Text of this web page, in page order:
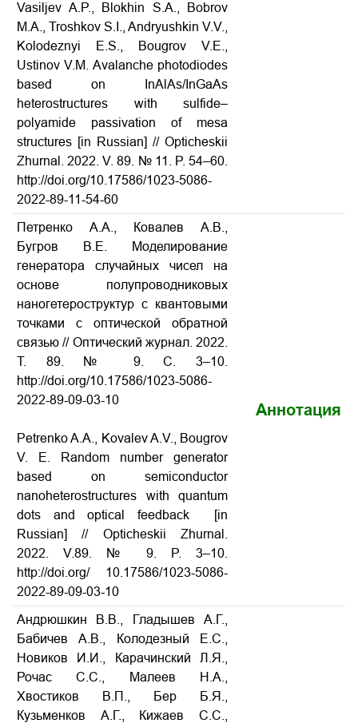
Vasiljev A.P., Blokhin S.A., Bobrov
M.A., Troshkov S.I., Andryushkin V.V.,
Kolodeznyi E.S., Bougrov V.E.,
Ustinov V.M. Avalanche photodiodes
based on InAlAs/InGaAs
heterostructures with sulfide–
polyamide passivation of mesa
structures [in Russian] // Opticheskii
Zhurnal. 2022. V. 89. № 11. P. 54–60.
http://doi.org/10.17586/1023-5086-
2022-89-11-54-60
Петренко А.А., Ковалев А.В.,
Бугров В.Е. Моделирование
генератора случайных чисел на
основе полупроводниковых
наногетероструктур с квантовыми
точками с оптической обратной
связью // Оптический журнал. 2022.
Т. 89. № 9. С. 3–10.
http://doi.org/10.17586/1023-5086-
2022-89-09-03-10
Petrenko A.A., Kovalev A.V., Bougrov
V. E. Random number generator
based on semiconductor
nanoheterostructures with quantum
dots and optical feedback
[in
Russian] // Opticheskii Zhurnal.
2022. V.89. № 9. P. 3–10.
http://doi.org/
10.17586/1023-5086-
2022-89-09-03-10
Аннотация
Андрюшкин В.В., Гладышев А.Г.,
Бабичев А.В., Колодезный Е.С.,
Новиков И.И., Карачинский Л.Я.,
Рочас С.С., Малеев Н.А.,
Хвостиков В.П., Бер Б.Я.,
Кузьменков А.Г., Кижаев С.С.,